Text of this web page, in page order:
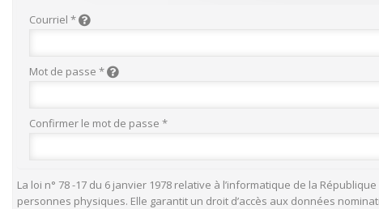
Courriel *
Mot de passe *
Confirmer le mot de passe *
La loi n° 78 -17 du 6 janvier 1978 relative à l’informatique de la
personnes physiques. Elle garantit un droit d’accès aux données